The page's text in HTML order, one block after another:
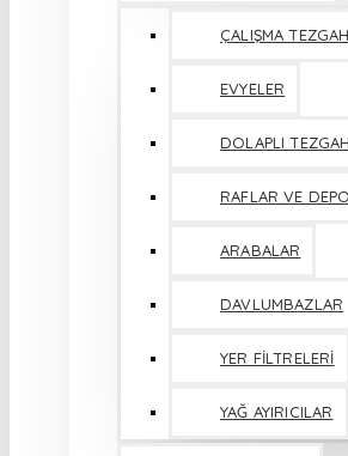
ÇALIŞMA
EVYELER
DOLAPLI
RAFLAR VE
ARABALAR
DAVLUMBAZLAR
YER FİLTRELERİ
YAĞ AYIRICILAR